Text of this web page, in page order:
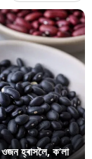
ওজন হ্ৰাসলৈ, ক’লা